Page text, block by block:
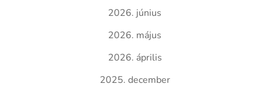
2026. június
2026. május
2026. április
2025. december